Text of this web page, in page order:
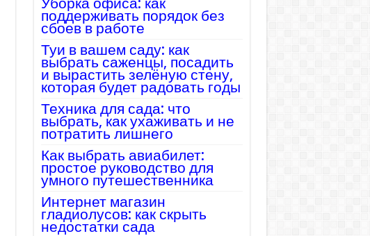
поддерживать порядок без
сбоев в работе
Туи в вашем саду: как
выбрать саженцы, посадить
и вырастить зелёную стену,
которая будет радовать годы
Техника для сада: что
выбрать, как ухаживать и не
потратить лишнего
Как выбрать авиабилет:
простое руководство для
умного путешественника
Интернет магазин
гладиолусов: как скрыть
недостатки сада